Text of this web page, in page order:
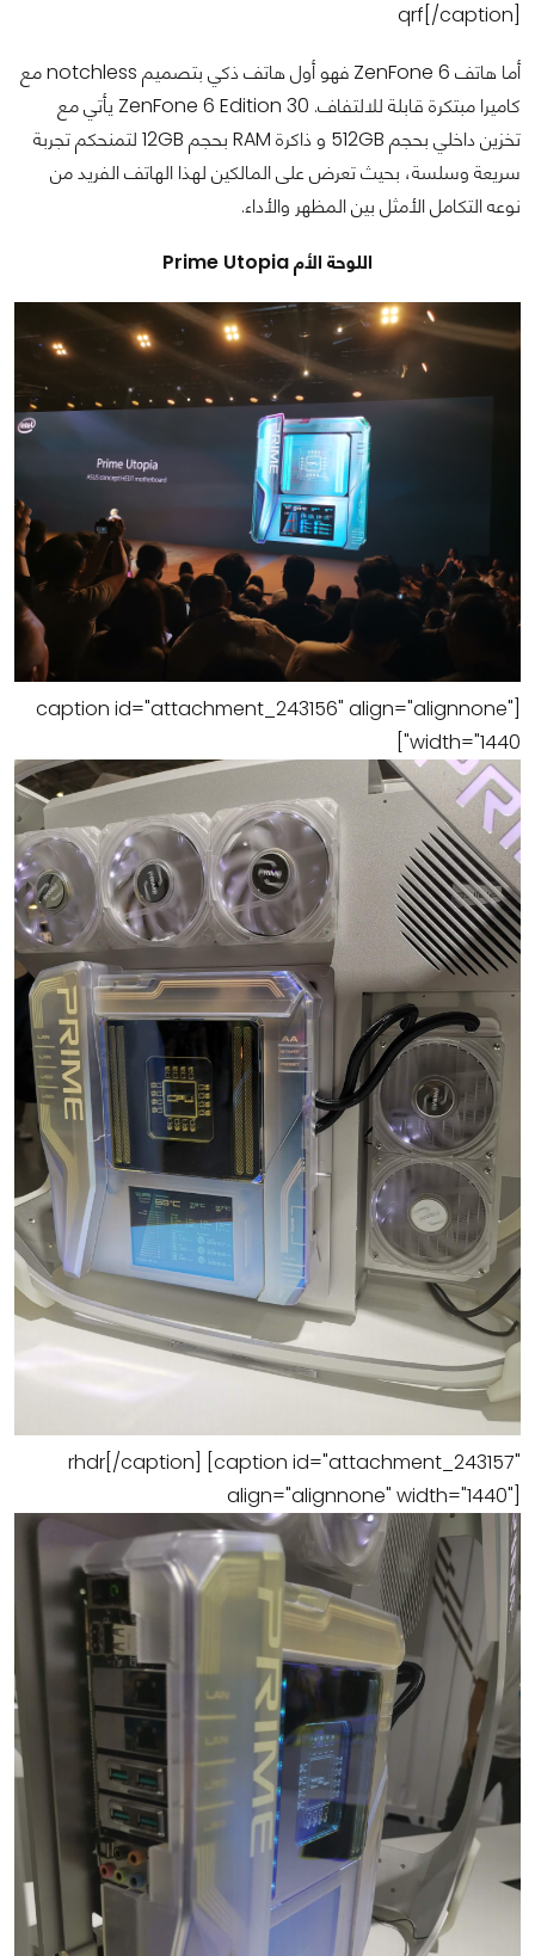
qrf[/caption]
أما هاتف ZenFone 6 فهو أول هاتف ذكي بتصميم notchless مع
كاميرا مبتكرة قابلة للالتفاف. ZenFone 6 Edition 30 يأتي مع
تخزين داخلي بحجم 512GB و ذاكرة RAM بحجم 12GB لتمنحكم تجربة
سريعة وسلسة، بحيث تعرض على المالكين لهذا الهاتف الفريد من
نوعه التكامل الأمثل بين المظهر والأداء.
اللوحة الأم Prime Utopia
[caption id="attachment_243156" align="alignnone"
width="1440"]
rhdr[/caption] [caption id="attachment_243157"
align="alignnone" width="1440"]